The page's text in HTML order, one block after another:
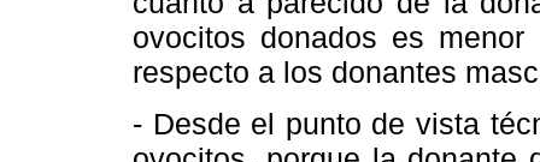
ovocitos donados es
respecto a los donantes
- Desde el punto de vista